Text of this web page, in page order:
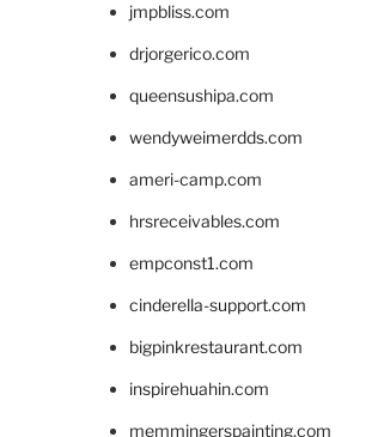
jmpbliss.com
drjorgerico.com
queensushipa.com
wendyweimerdds.com
ameri-camp.com
hrsreceivables.com
empconst1.com
cinderella-support.com
bigpinkrestaurant.com
inspirehuahin.com
memmingerspainting.com